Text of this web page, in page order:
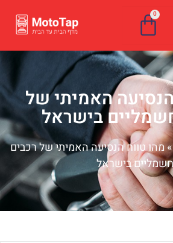
0
האמיתי של
בישראל
מהו טווח הנסיעה האמיתי של רכבים
חשמליים בישראל